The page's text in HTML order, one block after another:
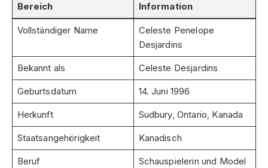
Bereich Information
Vollständiger Name
Celeste Penelope
Desjardins
Bekannt als Celeste Desjardins
Geburtsdatum 14. Juni 1996
Herkunft Sudbury, Ontario, Kanada
Staatsangehörigkeit Kanadisch
Beruf Schauspielerin und Model